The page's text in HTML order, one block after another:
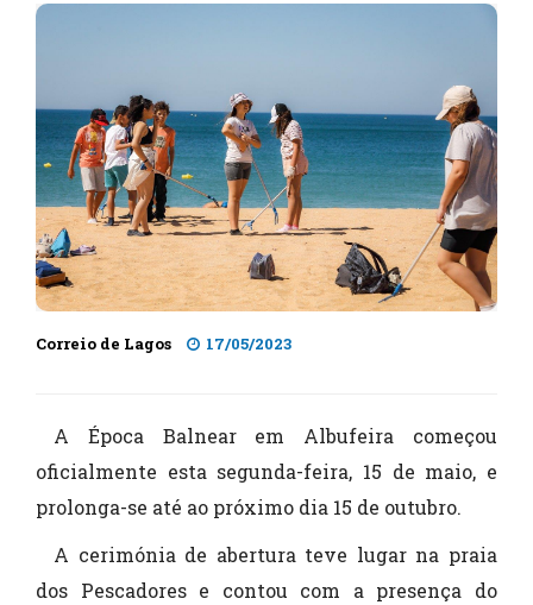
Correio de Lagos 17/05/2023
A Época Balnear em Albufeira começou
oficialmente esta segunda-feira, 15 de maio, e
prolonga-se até ao próximo dia 15 de outubro.
A cerimónia de abertura teve lugar na praia
dos Pescadores e contou com a presença do